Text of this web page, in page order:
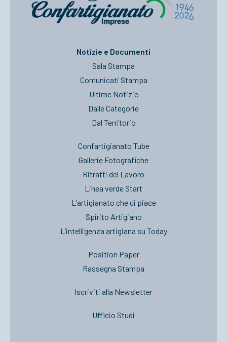
Notizie e Documenti
Sala Stampa
Comunicati Stampa
Ultime Notizie
Dalle Categorie
Dal Territorio
Confartigianato Tube
Gallerie Fotografiche
Ritratti del Lavoro
Linea verde Start
L’artigianato che ci piace
Spirito Artigiano
L’intelligenza artigiana su Today
Position Paper
Rassegna Stampa
Iscriviti alla Newsletter
Ufficio Studi